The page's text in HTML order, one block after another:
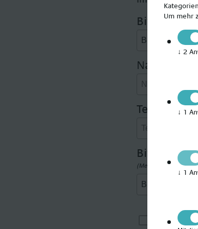
Bitte
Nachname
Bitte
(Mehrfachauswahl
Ich
Um mehr
↓ 2
↓ 1
↓ 1